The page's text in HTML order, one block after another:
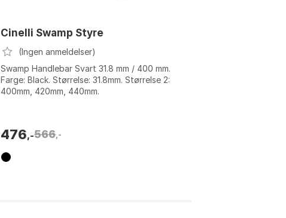
Cinelli Swamp Styre
(Ingen anmeldelser)
Swamp Handlebar Svart 31.8 mm / 400 mm.
Farge: Black. Størrelse: 31.8mm. Størrelse 2:
400mm, 420mm, 440mm.
476,-566,-